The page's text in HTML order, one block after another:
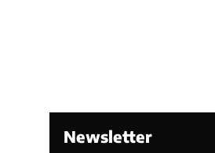
Newsletter